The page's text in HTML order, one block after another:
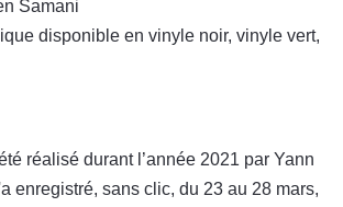
Samani
disponible en vinyle noir, vinyle vert,
réalisé durant l’année 2021 par Yann
enregistré, sans clic, du 23 au 28 mars,